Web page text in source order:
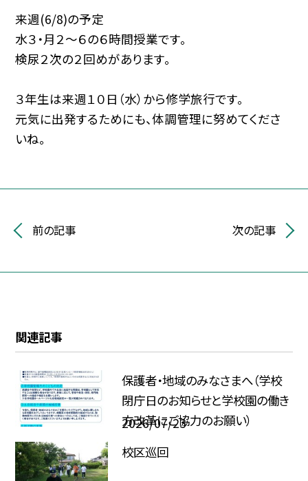
来週(6/8)の予定
水３・月２～６の６時間授業です。
検尿２次の２回めがあります。
３年生は来週１０日（水）から修学旅行です。
元気に出発するためにも、体調管理に努めてくださ
いね。
前の記事 次の記事
関連記事
保護者・地域のみなさまへ（学校
閉庁日のお知らせと学校園の働き
方改革にご協力のお願い）
2026/07/23
校区巡回